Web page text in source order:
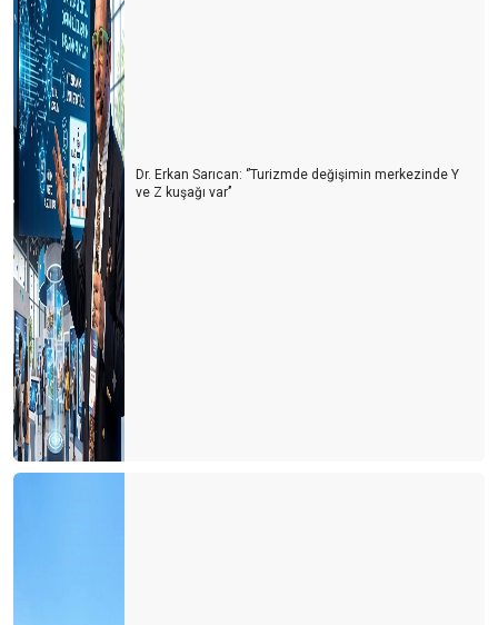
Dr. Erkan Sarıcan: ‘’Turizmde değişimin merkezinde Y
ve Z kuşağı var’’